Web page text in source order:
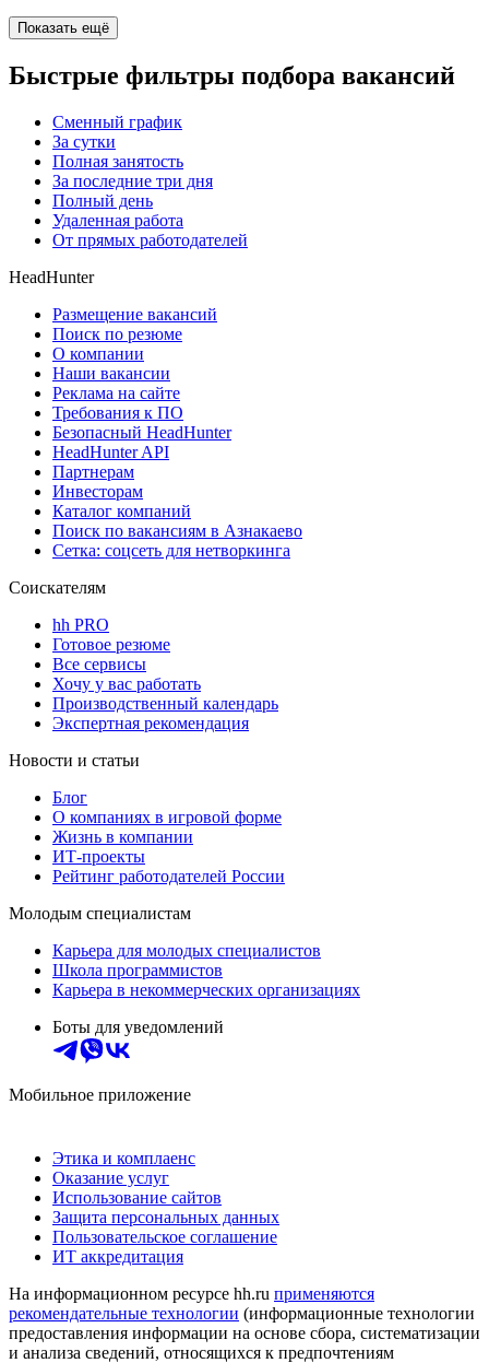
Показать ещё
Быстрые фильтры подбора вакансий
Сменный график
За сутки
Полная занятость
За последние три дня
Полный день
Удаленная работа
От прямых работодателей
HeadHunter
Размещение вакансий
Поиск по резюме
О компании
Наши вакансии
Реклама на сайте
Требования к ПО
Безопасный HeadHunter
HeadHunter API
Партнерам
Инвесторам
Каталог компаний
Поиск по вакансиям в Азнакаево
Сетка: соцсеть для нетворкинга
Соискателям
hh PRO
Готовое резюме
Все сервисы
Хочу у вас работать
Производственный календарь
Экспертная рекомендация
Новости и статьи
Блог
О компаниях в игровой форме
Жизнь в компании
ИТ-проекты
Рейтинг работодателей России
Молодым специалистам
Карьера для молодых специалистов
Школа программистов
Карьера в некоммерческих организациях
Боты для уведомлений
Мобильное приложение
Этика и комплаенс
Оказание услуг
Использование сайтов
Защита персональных данных
Пользовательское соглашение
ИТ аккредитация
На информационном ресурсе hh.ru применяются
рекомендательные технологии (информационные технологии
предоставления информации на основе сбора, систематизации
и анализа сведений, относящихся к предпочтениям